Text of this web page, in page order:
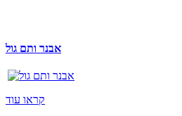
אבנר ותם גול
קראו עוד